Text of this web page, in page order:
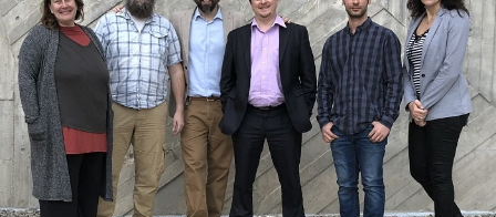
a
s
a
s
c
l
a
d
e
c